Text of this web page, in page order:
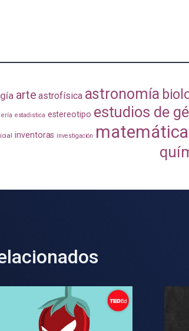
arte astrofísica astronomía
estadistica estereotipo estudios de
inventoras investigación